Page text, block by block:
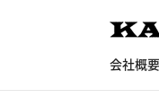
会社概要